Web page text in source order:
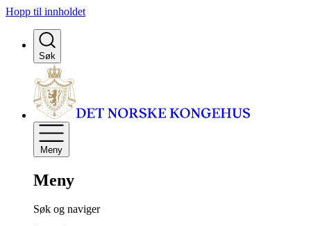
Hopp til innholdet
Søk
Meny
Meny
Søk og naviger